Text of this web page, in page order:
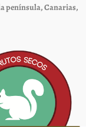
península, Canarias,